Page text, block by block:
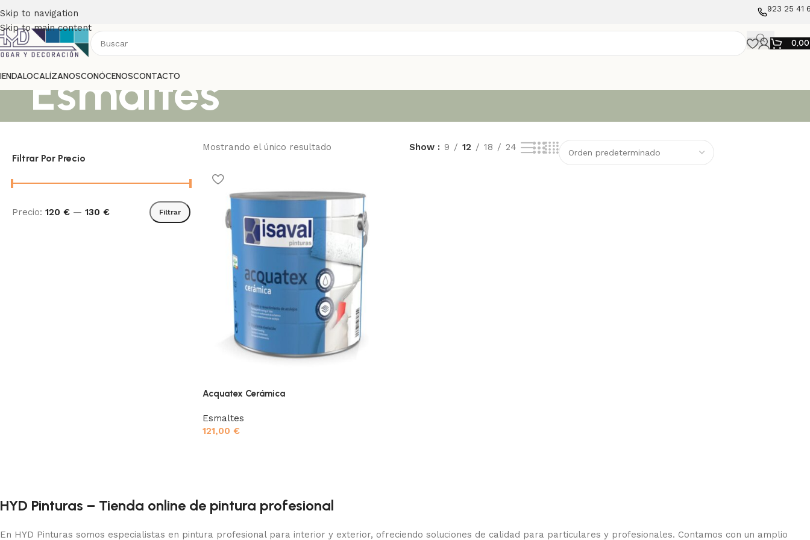
Skip to navigation
Skip to main content
923 25 41
LOCALÍZANOSCONÓCENOSCONTACTO
Esmaltes
Filtrar Por Precio
Filtrar
Precio: 120 € — 130 €
Mostrando el único resultado Show 9 12 18 24
Acquatex Cerámica
Esmaltes
121,00 €
HYD Pinturas – Tienda online de pintura profesional
En HYD Pinturas somos especialistas en pintura profesional para interior y exterior, ofreciendo soluciones de calidad para particulares y profesionales. Contamos con un amplio